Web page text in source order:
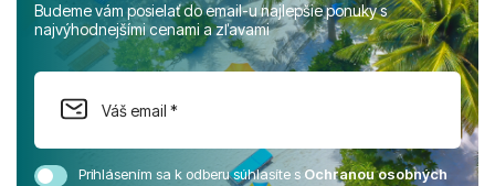
Budeme vám posielať do email-u najlepšie ponuky s
najvýhodnejšími cenami a zľavami
Prihlásením sa k odberu súhlasíte sOchranou osobných